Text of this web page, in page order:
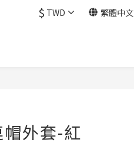
$ TWD 繁體中文
外套-紅